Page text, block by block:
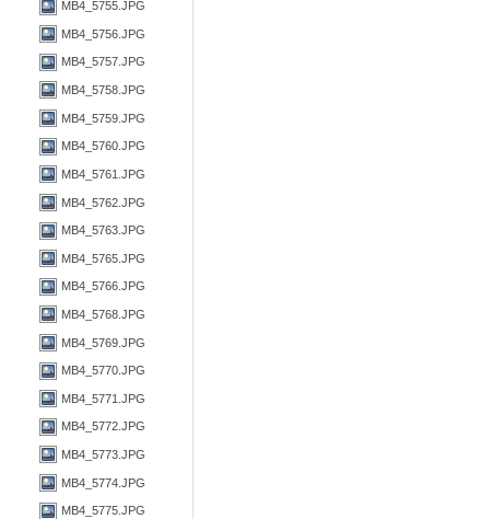
MB4_5755.JPG
MB4_5756.JPG
MB4_5757.JPG
MB4_5758.JPG
MB4_5759.JPG
MB4_5760.JPG
MB4_5761.JPG
MB4_5762.JPG
MB4_5763.JPG
MB4_5765.JPG
MB4_5766.JPG
MB4_5768.JPG
MB4_5769.JPG
MB4_5770.JPG
MB4_5771.JPG
MB4_5772.JPG
MB4_5773.JPG
MB4_5774.JPG
MB4_5775.JPG